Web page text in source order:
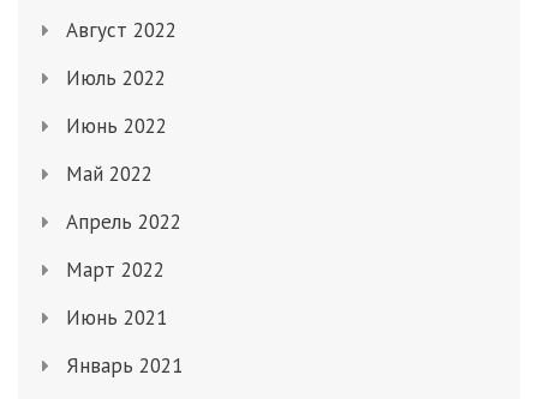
Август 2022
Июль 2022
Июнь 2022
Май 2022
Апрель 2022
Март 2022
Июнь 2021
Январь 2021